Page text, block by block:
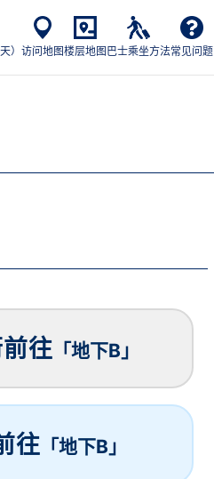
） 访问地图楼层地图 巴士乘坐方法常见问题
往 「地下B」
往 「地下B」